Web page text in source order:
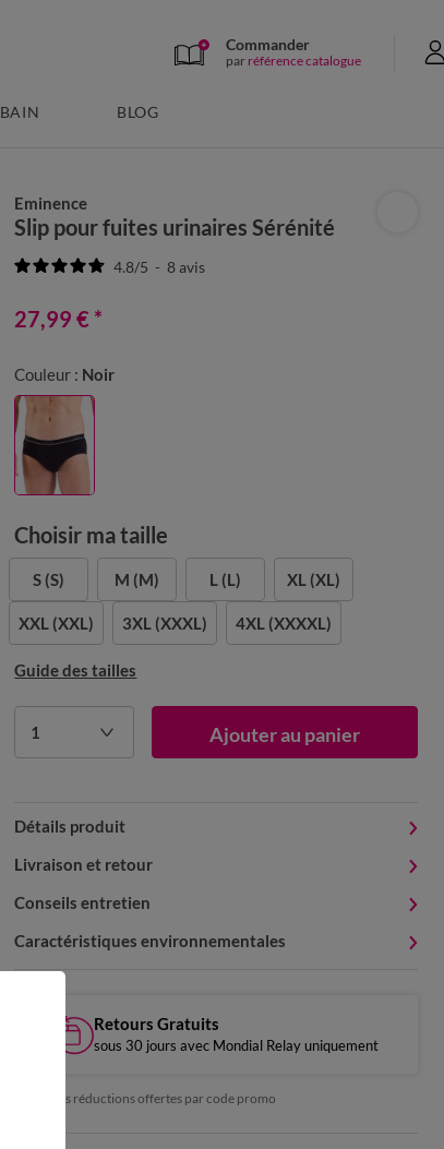
Commander
par référence catalogue
BAIN BLOG
Eminence
Slip pour fuites urinaires Sérénité
4.8/5 - 8avis
27,99 € *
Couleur : Noir
Choisir ma taille
S (S) M (M) L (L) XL (XL)
XXL (XXL) 3XL (XXXL) 4XL (XXXXL)
Guide des tailles
1 Ajouter au panier
Détails produit
Livraison et retour
Conseils entretien
Caractéristiques environnementales
Retours Gratuits
sous 30 jours avec Mondial Relay uniquement
*exclu des réductions offertes par code promo